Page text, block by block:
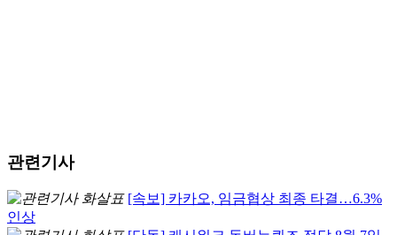
관련기사
[속보] 카카오, 임금협상 최종 타결…6.3%
인상